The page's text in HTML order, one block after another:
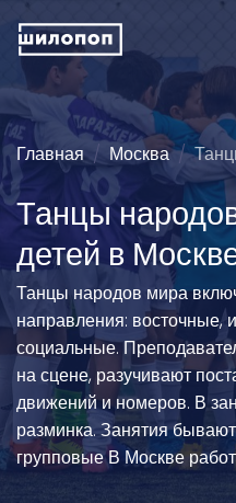
Главная Москва
Танцы
детей в
Танцы народов мира
направления: восточные,
социальные.
на сцене, разучивают
движений и номеров. В
разминка. Занятия
групповые В Москве